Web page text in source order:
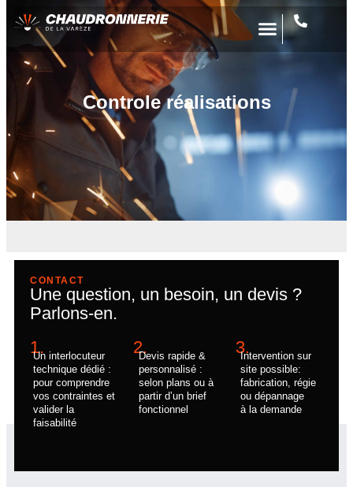
Controle réalisations
CONTACT
Une question, un besoin, un devis ?
Parlons-en.
1.
Un interlocuteur
technique dédié :
pour comprendre
vos contraintes et
valider la
faisabilité
2.Devis rapide &
personnalisé :
selon plans ou à
partir d’un brief
fonctionnel
3.
Intervention sur
site possible:
fabrication, régie
ou dépannage
à la demande